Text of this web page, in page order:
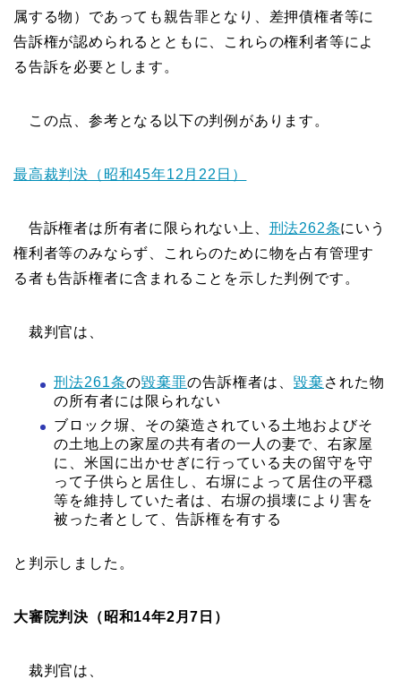
属する物）であっても親告罪となり、差押債権者等に
告訴権が認められるとともに、これらの権利者等によ
る告訴を必要とします。
この点、参考となる以下の判例があります。
最高裁判決（昭和45年12月22日）
告訴権者は所有者に限られない上、 刑法262条にいう
権利者等のみならず、これらのために物を占有管理す
る者も告訴権者に含まれることを示した判例です。
裁判官は、
刑法261条の毀棄罪の告訴権者は、 毀棄された物
の所有者には限られない
ブロック塀、その築造されている土地およびそ
の土地上の家屋の共有者の一人の妻で、右家屋
に、米国に出かせぎに行っている夫の留守を守
って子供らと居住し、右塀によって居住の平穏
等を維持していた者は、右塀の損壊により害を
被った者として、告訴権を有する
と判示しました。
大審院判決（昭和14年2月7日）
裁判官は、